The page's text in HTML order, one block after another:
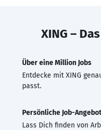
XING –
Über eine Million Jobs
Entdecke mit XING
passt.
Persönliche Job-
Lass Dich finden von